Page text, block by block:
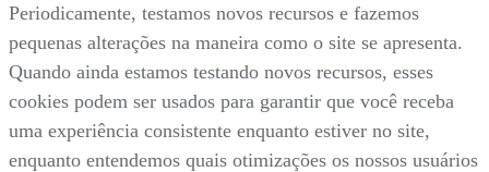
Periodicamente, testamos novos recursos e fazemos
pequenas alterações na maneira como o site se apresenta.
Quando ainda estamos testando novos recursos, esses
cookies podem ser usados para garantir que você receba
uma experiência consistente enquanto estiver no site,
enquanto entendemos quais otimizações os nossos usuários